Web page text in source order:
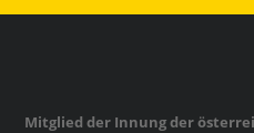
Mitglied der Innung der